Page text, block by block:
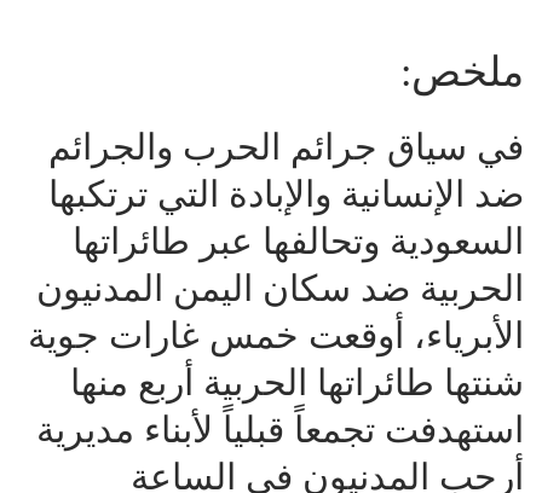
ملخص:
في سياق جرائم الحرب والجرائم
ضد الإنسانية والإبادة التي ترتكبها
السعودية وتحالفها عبر طائراتها
الحربية ضد سكان اليمن المدنيون
الأبرياء، أوقعت خمس غارات جوية
شنتها طائراتها الحربية أربع منها
استهدفت تجمعاً قبلياً لأبناء مديرية
أرحب المدنيون في الساعة